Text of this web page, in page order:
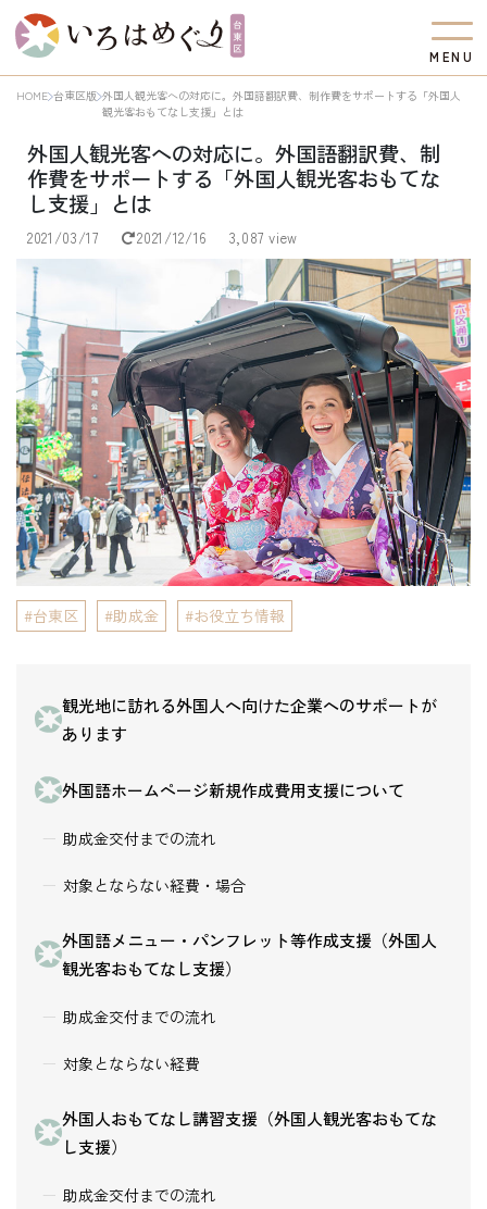
M EN U
HOME 台東区版 外国人観光客への対応に。外国語翻訳費、制作費をサポートする「外国人
観光客おもてなし支援」とは
外国人観光客への対応に。外国語翻訳費、制
作費をサポートする「外国人観光客おもてな
し支援」とは
2021/03/17 2021/12/16 3,087 view
台東区 助成金 お役立ち情報
観光地に訪れる外国人へ向けた企業へのサポートが
あります
外国語ホームページ新規作成費用支援について
助成金交付までの流れ
対象とならない経費・場合
外国語メニュー・パンフレット等作成支援（外国人
観光客おもてなし支援）
助成金交付までの流れ
対象とならない経費
外国人おもてなし講習支援（外国人観光客おもてな
し支援）
助成金交付までの流れ